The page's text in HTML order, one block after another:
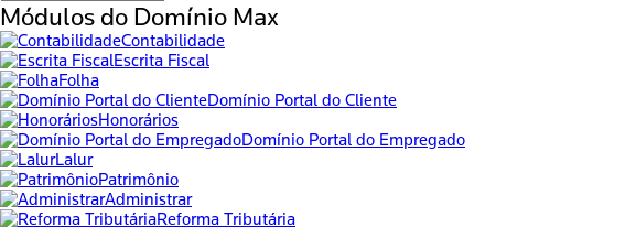
Módulos do Domínio Max
Contabilidade
Escrita Fiscal
Folha
Domínio Portal do Cliente
Honorários
Domínio Portal do Empregado
Lalur
Patrimônio
Administrar
Reforma Tributária